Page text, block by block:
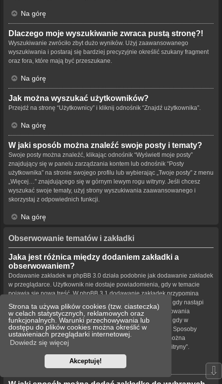
Strona ta używa plików cookies (tzw. ciasteczka)
w celach statystycznych, reklamowych oraz
funkcjonalnych. Warunki przechowywania lub
dostępu do plików cookies można określić w
ustawieniach przeglądarki internetowej.
Dowiedz się więcej
Akceptuję!
Na górę
Dlaczego moje wyszukiwanie zwraca pustą stronę?!
Wyszukiwanie zwróciło zbyt dużo wyników. Użyj zaawansowanego
wyszukiwania i postaraj się bardziej precyzyjnie określić szukany fragment
oraz fora, które mają być przeszukane.
Na górę
Jak można wyszukać użytkowników?
Przejdź na stronę “Użytkownicy” i kliknij odnośnik “Znajdź użytkownika”.
Na górę
W jaki sposób można znaleźć swoje posty i tematy?
Swoje posty można znaleźć, klikając odnośnik “Wyświetl moje posty”
znajdujący się w panelu zarządzania kontem lub odnośnik “Posty
użytkownika” na stronie swojego profilu lub wybierając „Twoje posty” z menu
„Więcej…” znajdującego się w górnym lewym rogu witryny. Jeśli chcesz
wyszukać swoje tematy, użyj strony wyszukiwania zaawansowanego i
skorzystaj z odpowiednich funkcji.
Na górę
Obserwowanie tematów i zakładki
Jaka jest różnica między dodaniem zakładki a
obserwowaniem?
Dodawanie zakładek w phpBB 3.0 działa podobnie jak dodawanie zakładek
w przeglądarce. Użytkownik nie dostaje powiadomienia, gdy w temacie
pojawia się nowa treść. W phpBB 3.1 dodawanie zakładek przypomina
obserwowanie tematu. Użytkownik może być powiadamiany, gdy nastąpi
aktualizacja tematu oznaczonego zakładką. Funkcja obserwowania
powiadamia użytkownika – w wybrany przez niego sposób – gdy w
obserwowanym temacie bądź forum pojawiła się nowa treść. Sposoby
powiadamiania dla zakładek i obserwowanych elementów można
konfigurować w panelu użytkownika na karcie „Ustawienia witryny”.
⇩